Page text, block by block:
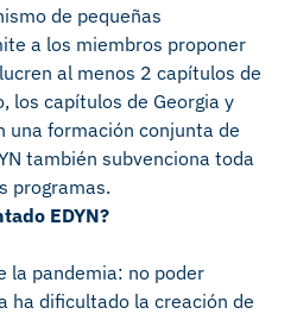
de pequeñas
a los miembros proponer
al menos 2 capítulos de
los capítulos de Georgia y
una formación conjunta de
también subvenciona toda
programas.
EDYN?
la pandemia: no poder
ha dificultado la creación de